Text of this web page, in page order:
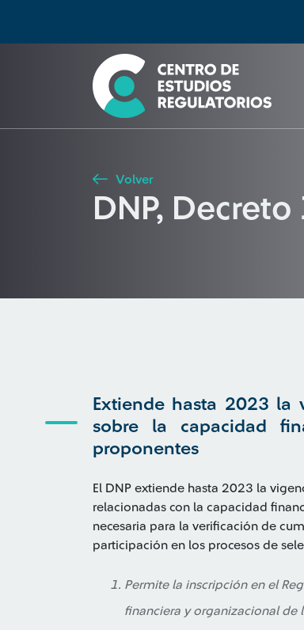
Seleccione país
Buscar
Volver
DNP,
Extiende hasta 2023 la
sobre la capacidad
proponentes
El DNP extiende hasta 2023 la
relacionadas con la capacidad
necesaria para la verificación de
participación en los procesos de
Permite la inscripción en el
financiera y organizacional de